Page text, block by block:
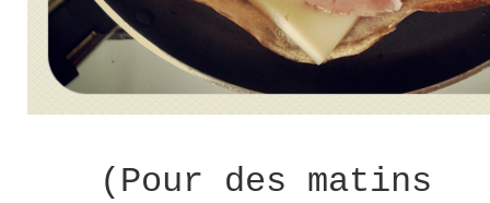
(Pour des matins